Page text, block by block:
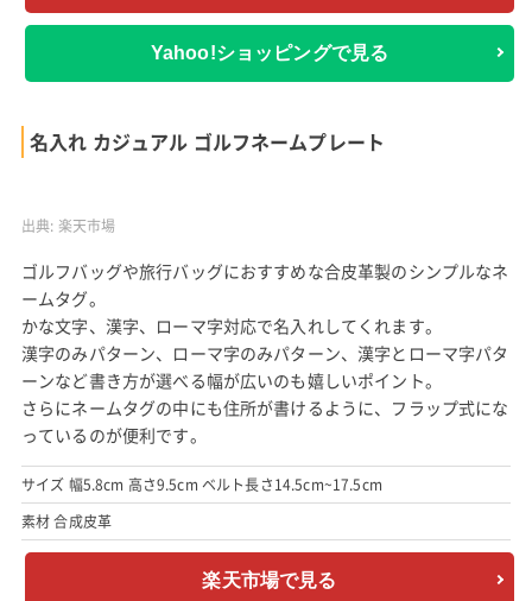
Yahoo!ショッピングで見る
名入れ カジュアル ゴルフネームプレート
出典: 楽天市場
ゴルフバッグや旅行バッグにおすすめな合皮革製のシンプルなネ
ームタグ。
かな文字、漢字、ローマ字対応で名入れしてくれます。
漢字のみパターン、ローマ字のみパターン、漢字とローマ字パタ
ーンなど書き方が選べる幅が広いのも嬉しいポイント。
さらにネームタグの中にも住所が書けるように、フラップ式にな
っているのが便利です。
サイズ 幅5.8cm 高さ9.5cm ベルト長さ14.5cm~17.5cm
素材 合成皮革
楽天市場で見る